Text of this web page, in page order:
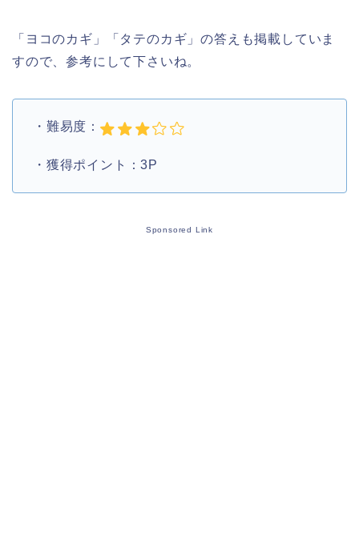
「ヨコのカギ」「タテのカギ」の答えも掲載していま
すので、参考にして下さいね。
・難易度：
・獲得ポイント：3P
Sponsored Link